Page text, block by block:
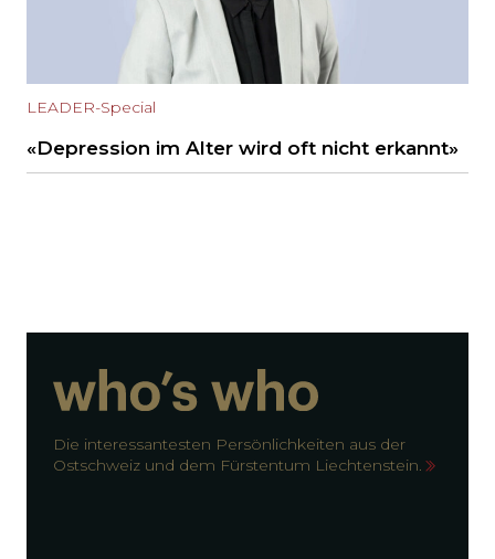
LEADER-Special
«Depression im Alter wird oft nicht erkannt»
Die interessantesten Persönlichkeiten aus der
Ostschweiz und dem Fürstentum Liechtenstein.